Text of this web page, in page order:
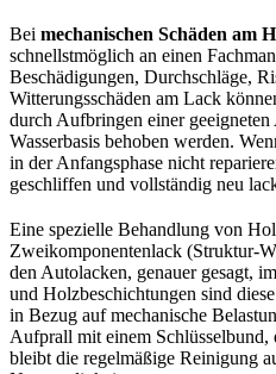
Bei mechanischen Schäden am
schnellstmöglich an einen
Beschädigungen, Durchschläge,
Witterungsschäden am Lack
durch Aufbringen einer
Wasserbasis behoben werden.
in der Anfangsphase nicht
geschliffen und vollständig neu
Eine spezielle Behandlung von
Zweikomponentenlack (Struktur-
den Autolacken, genauer gesagt,
und Holzbeschichtungen sind
in Bezug auf mechanische
Aufprall mit einem Schlüsselbund,
bleibt die regelmäßige Reinigung